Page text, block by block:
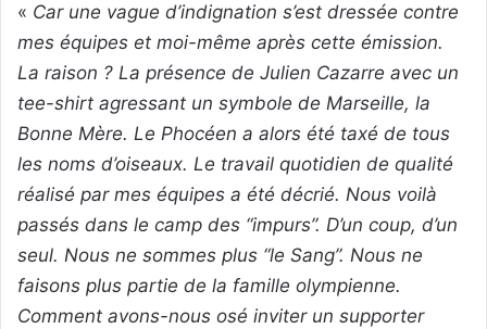
« Car une vague d’indignation s’est dressée contre
mes équipes et moi-même après cette émission.
La raison ? La présence de Julien Cazarre avec un
tee-shirt agressant un symbole de Marseille, la
Bonne Mère. Le Phocéen a alors été taxé de tous
les noms d’oiseaux. Le travail quotidien de qualité
réalisé par mes équipes a été décrié. Nous voilà
passés dans le camp des “impurs”. D’un coup, d’un
seul. Nous ne sommes plus “le Sang”. Nous ne
faisons plus partie de la famille olympienne.
Comment avons-nous osé inviter un supporter